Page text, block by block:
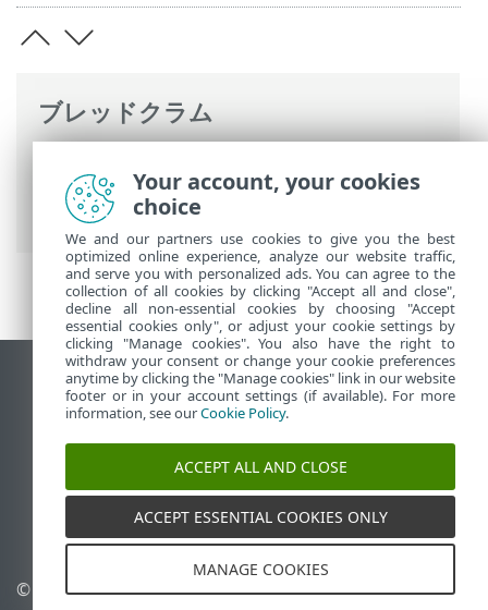
ブレッドクラム
Business Security>FAQ> 詳細設定をロ
ック解除する方法
デスクトップサイトの表示
End of Life
ESETナレッジベース
ESETフォーラム
ESET Status Portal
地域サポート
© 1992 - 2026 ESET, spol. s
Cookieの管理
Your account, your cookies
choice
We and our partners use cookies to give you the best
optimized online experience, analyze our website traffic,
and serve you with personalized ads. You can agree to the
collection of all cookies by clicking "Accept all and close",
decline all non-essential cookies by choosing "Accept
essential cookies only", or adjust your cookie settings by
clicking "Manage cookies". You also have the right to
withdraw your consent or change your cookie preferences
anytime by clicking the "Manage cookies" link in our website
footer or in your account settings (if available). For more
information, see ourCookie Policy.
ACCEPT ALL AND CLOSE
ACCEPT ESSENTIAL COOKIES ONLY
MANAGE COOKIES